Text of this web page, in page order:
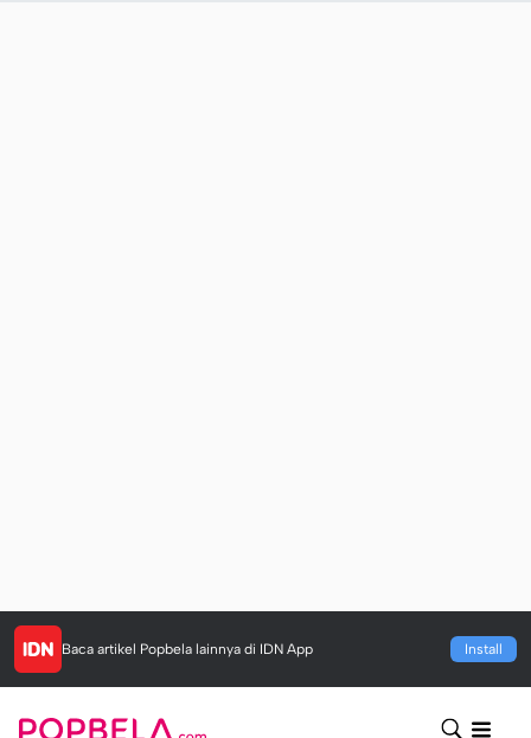
Baca artikel Popbela lainnya di IDN App Install